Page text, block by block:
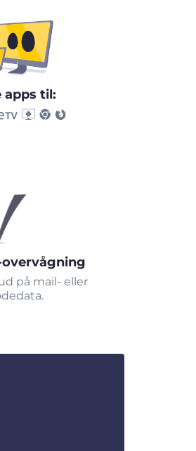
apps til:
overvågning
på mail- eller